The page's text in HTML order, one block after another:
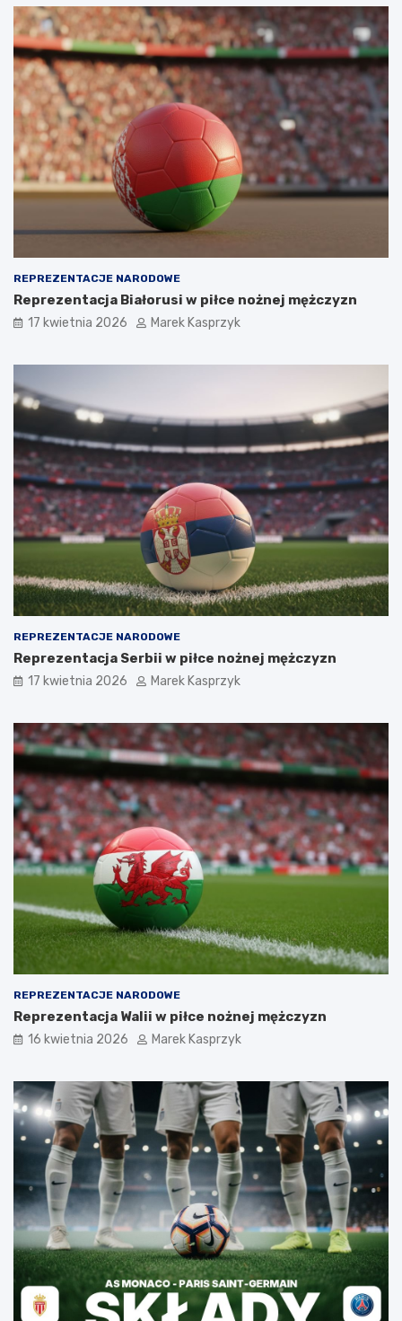
REPREZENTACJE NARODOWE
Reprezentacja Białorusi w piłce nożnej mężczyzn
17 kwietnia 2026 Marek Kasprzyk
REPREZENTACJE NARODOWE
Reprezentacja Serbii w piłce nożnej mężczyzn
17 kwietnia 2026 Marek Kasprzyk
REPREZENTACJE NARODOWE
Reprezentacja Walii w piłce nożnej mężczyzn
16 kwietnia 2026 Marek Kasprzyk